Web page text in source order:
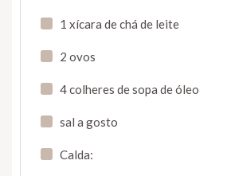
1 xícara de chá de leite
2 ovos
4 colheres de sopa de óleo
sal a gosto
Calda: